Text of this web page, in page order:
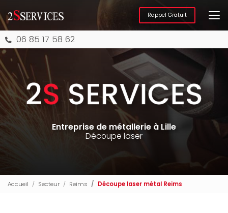
au
contenu
principal06 85 17 58 62
Rappel Gratuit
Entreprise de métallerie à Lille
Découpe laser
Accueil Secteur Reims Découpe laser métal Reims